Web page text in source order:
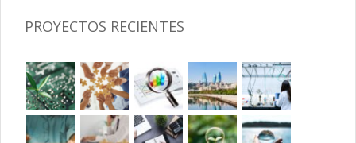
PROYECTOS RECIENTES